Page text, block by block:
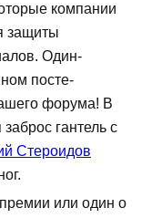
компании
защиты
Один-
посте-
форума! В
гантель с
Стероидов
или один о